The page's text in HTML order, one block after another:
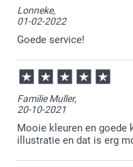
Lonneke,
01-02-2022
Goede service!
Familie Muller,
20-10-2021
Mooie kleuren en goede
illustratie en dat is erg